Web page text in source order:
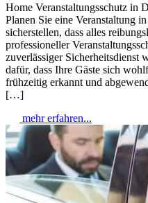
Home Veranstaltungsschutz in
Planen Sie eine Veranstaltung
sicherstellen, dass alles
professioneller
zuverlässiger Sicherheitsdienst
dafür, dass Ihre Gäste sich
frühzeitig erkannt und
[…]
mehr erfahren...